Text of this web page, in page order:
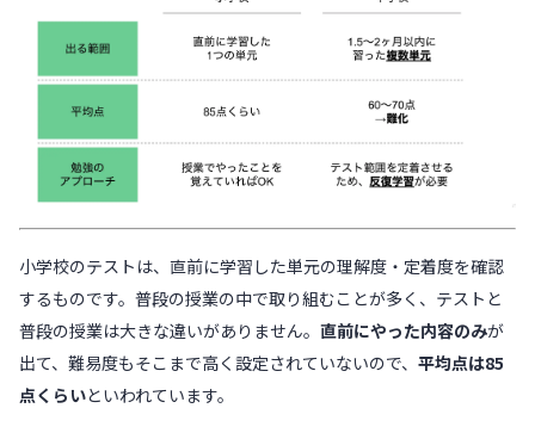
小学校のテストは、直前に学習した単元の理解度・定着度を確認
するものです。普段の授業の中で取り組むことが多く、テストと
普段の授業は大きな違いがありません。 直前にやった内容のみが
出て、難易度もそこまで高く設定されていないので、 平均点は85
点くらいといわれています。